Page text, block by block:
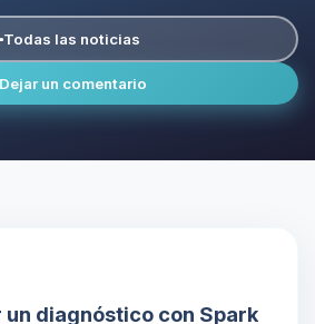
Todas las noticias
Dejar un comentario
un diagnóstico con Spark